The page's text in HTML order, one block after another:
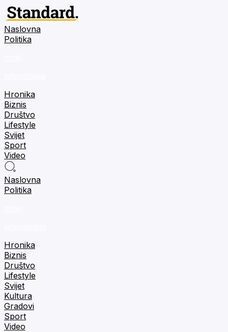
Naslovna
Politika
Hronika
Biznis
Društvo
Lifestyle
Svijet
Sport
Video
Naslovna
Politika
Hronika
Biznis
Društvo
Lifestyle
Svijet
Kultura
Gradovi
Sport
Video